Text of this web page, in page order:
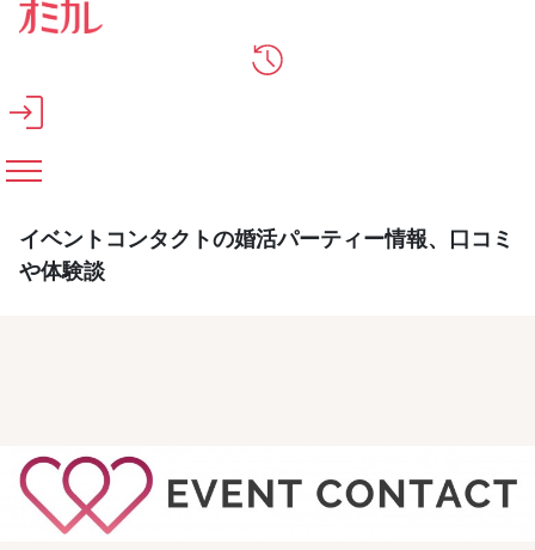
メインコンテンツへスキップ
イベントコンタクトの婚活パーティー情報、口コミ
や体験談